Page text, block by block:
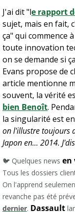
J'ai dit "le rapport
sujet, mais en fait,
ça" qui commence
toute innovation
on se demande si
Evans propose de
article mentionne
souvent, la vérité
bien Benoît.
la singularité est
on l'illustre toujours
Japon en... 2014.
🐦 Quelques news en
Tous les dossiers
On l'apprend
revanche pas été
dernier. Dassault